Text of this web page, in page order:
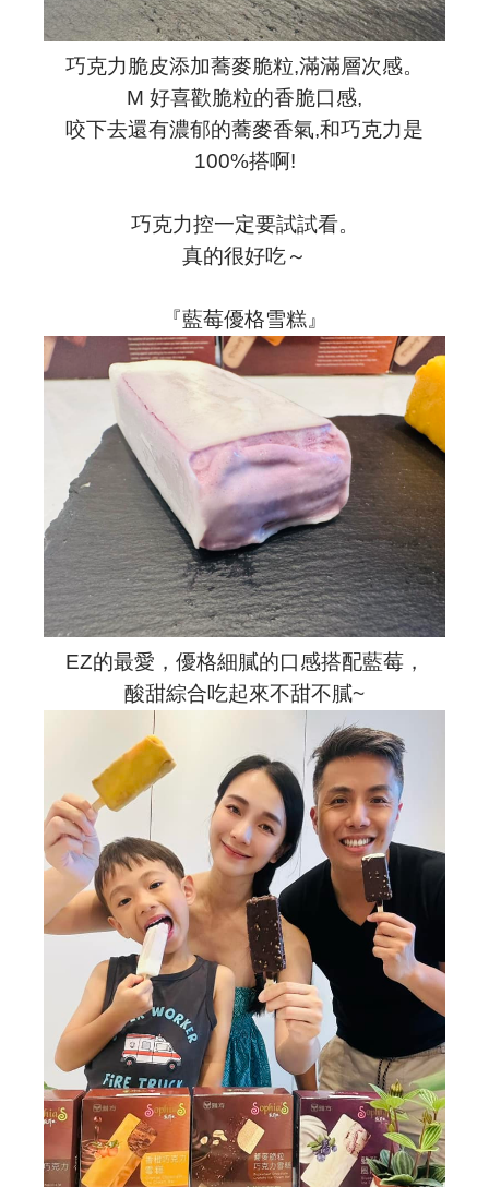
巧克力脆皮添加蕎麥脆粒,滿滿層次感。
M 好喜歡脆粒的香脆口感,
咬下去還有濃郁的蕎麥香氣,和巧克力是
100%搭啊!
巧克力控一定要試試看。
真的很好吃～
『藍莓優格雪糕』
EZ的最愛，優格細膩的口感搭配藍莓，
酸甜綜合吃起來不甜不膩~